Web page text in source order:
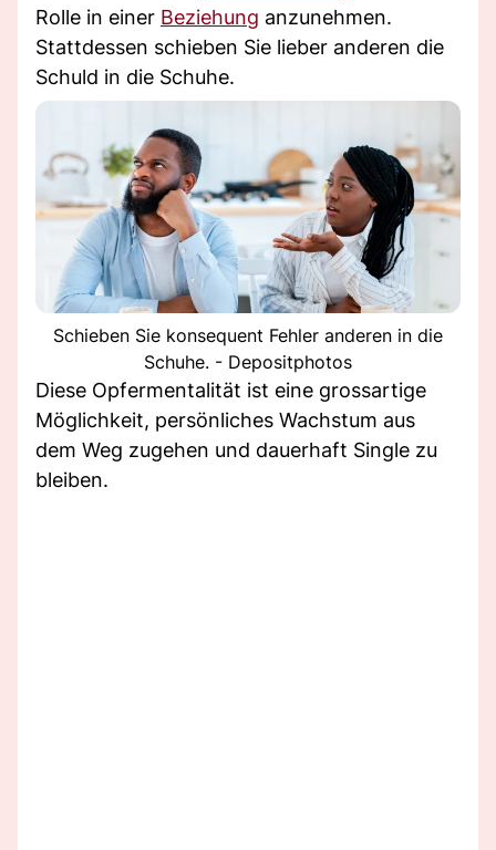
Rolle in einer Beziehung anzunehmen.
Stattdessen schieben Sie lieber anderen die
Schuld in die Schuhe.
Schieben Sie konsequent Fehler anderen in die
Schuhe. - Depositphotos
Diese Opfermentalität ist eine grossartige
Möglichkeit, persönliches Wachstum aus
dem Weg zugehen und dauerhaft Single zu
bleiben.